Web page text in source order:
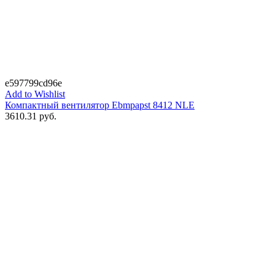
e597799cd96e
Add to Wishlist
Компактный вентилятор Ebmpapst 8412 NLE
3610.31 руб.